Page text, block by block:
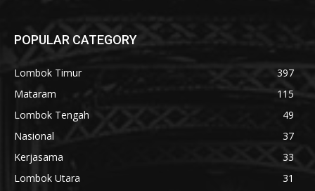
POPULAR CATEGORY
Lombok Timur
397
Mataram
115
Lombok Tengah
49
Nasional
37
Kerjasama
33
Lombok Utara
31